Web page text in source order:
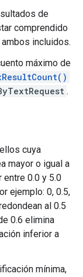
de
comprendido
incluidos.
máximo de
.
cuya
mayor o igual a
0.0 y 5.0
ejemplo: 0, 0.5,
al 0.5
0.6 elimina
inferior a
mínima,